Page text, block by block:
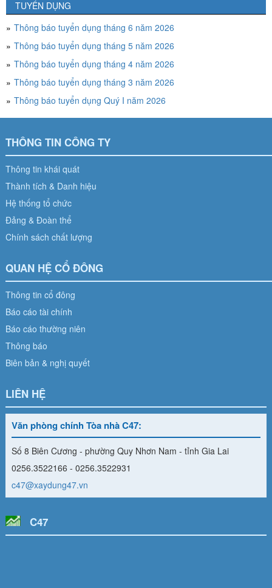
TUYỂN DỤNG
Thông báo tuyển dụng tháng 6 năm 2026
Thông báo tuyển dụng tháng 5 năm 2026
Thông báo tuyển dụng tháng 4 năm 2026
Thông báo tuyển dụng tháng 3 năm 2026
Thông báo tuyển dụng Quý I năm 2026
THÔNG TIN CÔNG TY
Thông tin khái quát
Thành tích & Danh hiệu
Hệ thống tổ chức
Đảng & Đoàn thể
Chính sách chất lượng
QUAN HỆ CỔ ĐÔNG
Thông tin cổ đông
Báo cáo tài chính
Báo cáo thường niên
Thông báo
Biên bản & nghị quyết
LIÊN HỆ
Văn phòng chính Tòa nhà C47:
Số 8 Biên Cương - phường Quy Nhơn Nam - tỉnh Gia Lai
0256.3522166 - 0256.3522931
c47@xaydung47.vn
C47